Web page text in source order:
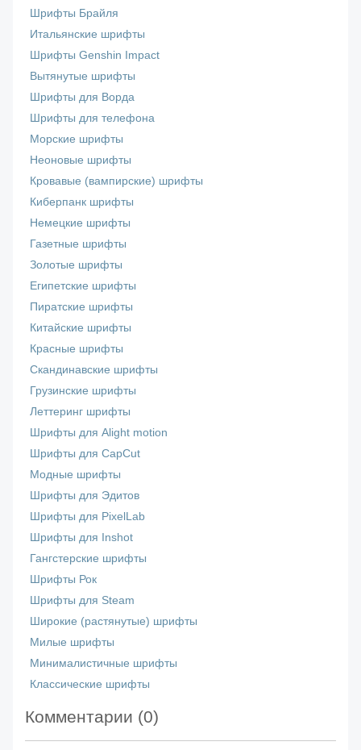
Шрифты Брайля
Итальянские шрифты
Шрифты Genshin Impact
Вытянутые шрифты
Шрифты для Ворда
Шрифты для телефона
Морские шрифты
Неоновые шрифты
Кровавые (вампирские) шрифты
Киберпанк шрифты
Немецкие шрифты
Газетные шрифты
Золотые шрифты
Египетские шрифты
Пиратские шрифты
Китайские шрифты
Красные шрифты
Скандинавские шрифты
Грузинские шрифты
Леттеринг шрифты
Шрифты для Alight motion
Шрифты для CapCut
Модные шрифты
Шрифты для Эдитов
Шрифты для PixelLab
Шрифты для Inshot
Гангстерские шрифты
Шрифты Рок
Шрифты для Steam
Широкие (растянутые) шрифты
Милые шрифты
Минималистичные шрифты
Классические шрифты
Комментарии (0)